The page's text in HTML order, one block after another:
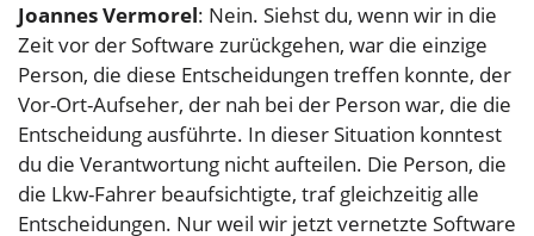
Joannes Vermorel: Nein. Siehst du, wenn wir in die
Zeit vor der Software zurückgehen, war die einzige
Person, die diese Entscheidungen treffen konnte, der
Vor-Ort-Aufseher, der nah bei der Person war, die die
Entscheidung ausführte. In dieser Situation konntest
du die Verantwortung nicht aufteilen. Die Person, die
die Lkw-Fahrer beaufsichtigte, traf gleichzeitig alle
Entscheidungen. Nur weil wir jetzt vernetzte Software